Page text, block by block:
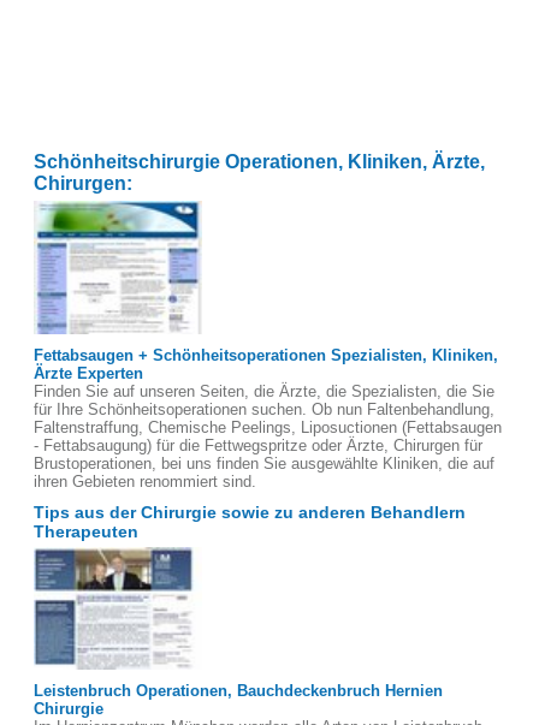
Schönheitschirurgie Operationen, Kliniken, Ärzte,
Chirurgen:
Fettabsaugen + Schönheitsoperationen Spezialisten, Kliniken,
Ärzte Experten
Finden Sie auf unseren Seiten, die Ärzte, die Spezialisten, die Sie
für Ihre Schönheitsoperationen suchen. Ob nun Faltenbehandlung,
Faltenstraffung, Chemische Peelings, Liposuctionen (Fettabsaugen
- Fettabsaugung) für die Fettwegspritze oder Ärzte, Chirurgen für
Brustoperationen, bei uns finden Sie ausgewählte Kliniken, die auf
ihren Gebieten renommiert sind.
Tips aus der Chirurgie sowie zu anderen Behandlern
Therapeuten
Leistenbruch Operationen, Bauchdeckenbruch Hernien
Chirurgie